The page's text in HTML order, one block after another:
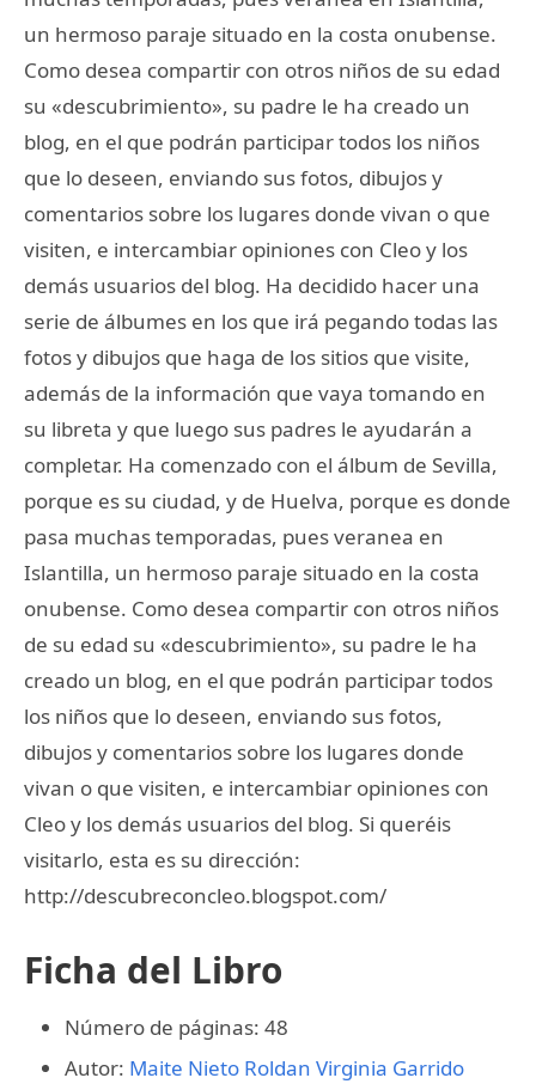
un hermoso paraje situado en la costa onubense.
Como desea compartir con otros niños de su edad
su «descubrimiento», su padre le ha creado un
blog, en el que podrán participar todos los niños
que lo deseen, enviando sus fotos, dibujos y
comentarios sobre los lugares donde vivan o que
visiten, e intercambiar opiniones con Cleo y los
demás usuarios del blog. Ha decidido hacer una
serie de álbumes en los que irá pegando todas las
fotos y dibujos que haga de los sitios que visite,
además de la información que vaya tomando en
su libreta y que luego sus padres le ayudarán a
completar. Ha comenzado con el álbum de Sevilla,
porque es su ciudad, y de Huelva, porque es donde
pasa muchas temporadas, pues veranea en
Islantilla, un hermoso paraje situado en la costa
onubense. Como desea compartir con otros niños
de su edad su «descubrimiento», su padre le ha
creado un blog, en el que podrán participar todos
los niños que lo deseen, enviando sus fotos,
dibujos y comentarios sobre los lugares donde
vivan o que visiten, e intercambiar opiniones con
Cleo y los demás usuarios del blog. Si queréis
visitarlo, esta es su dirección:
http://descubreconcleo.blogspot.com/
Ficha del Libro
Número de páginas: 48
Autor: Maite Nieto Roldan Virginia Garrido